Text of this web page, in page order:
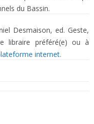
du Bassin.
Desmaison, ed. Geste,
libraire préféré(e) ou à
internet.